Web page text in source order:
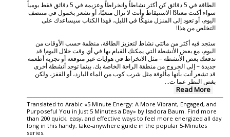
الطاقة في 5 دقائق كن أكثر نشاطاً وانخراطاً وعزيمة في 5 دقائق فقط يومياً
سواء أكنت معتادًا الاستيقاظ وأنت لا تزال متعبًا، أو تشعر بخمول في منتصف
اليوم، أو تعود إلى المنزل منهكًا في الليل، فهذا الكتاب سيساعدك على
التخلص من هذا!
ستجد فيه أكثر من مائتي نشاط لتعزيز الطاقة، منظمة حسب الأوقات من
اليوم، مع بعض الأنشطة التي يمكنك القيام بها في أي وقت خلال اليوم! قد
تدفعك بعض الأنشطة – مثل الانخراط في هوايات غير متوقعة أو تجربة أطعمة
جديدة – إلى الخروج من منطقة الراحة الخاصة بك. بينما توجد أنشطة أخرى
قد تشعر أنت بأنها مألوفة مثل شرب كوب من الماء البارد، أو القفز، ولكن
بغض النظر عما ت...
Read More
Translated to Arabic «5 Minute Energy: A More Vibrant, Engaged, and
Purposeful You in Just 5 Minutes a Day» by Isadora Baum. Find more
than 200 quick, easy, and effective ways to feel more energized all day
long in this handy, take-anywhere guide in the popular 5-Minutes
series.